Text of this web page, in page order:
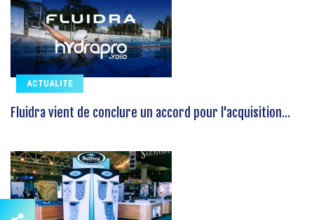
ACTUALITE
Fluidra vient de conclure un accord pour l'acquisition...